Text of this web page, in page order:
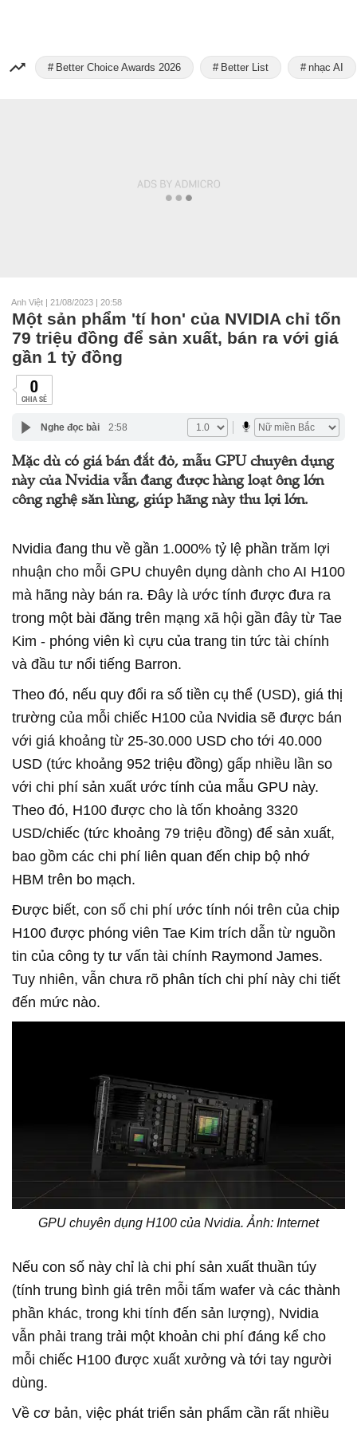
Better Choice Awards 2026 Better List nhạc AI
Anh Việt | 21/08/2023 | 20:58
Một sản phẩm 'tí hon' của NVIDIA chỉ tốn
79 triệu đồng để sản xuất, bán ra với giá
gần 1 tỷ đồng
0
CHIA SẺ
Nghe đọc bài 2:58
Mặc dù có giá bán đắt đỏ, mẫu GPU chuyên dụng
này của Nvidia vẫn đang được hàng loạt ông lớn
công nghệ săn lùng, giúp hãng này thu lợi lớn.
Nvidia đang thu về gần 1.000% tỷ lệ phần trăm lợi
nhuận cho mỗi GPU chuyên dụng dành cho AI H100
mà hãng này bán ra. Đây là ước tính được đưa ra
trong một bài đăng trên mạng xã hội gần đây từ Tae
Kim - phóng viên kì cựu của trang tin tức tài chính
và đầu tư nổi tiếng Barron.
Theo đó, nếu quy đổi ra số tiền cụ thể (USD), giá thị
trường của mỗi chiếc H100 của Nvidia sẽ được bán
với giá khoảng từ 25-30.000 USD cho tới 40.000
USD (tức khoảng 952 triệu đồng) gấp nhiều lần so
với chi phí sản xuất ước tính của mẫu GPU này.
Theo đó, H100 được cho là tốn khoảng 3320
USD/chiếc (tức khoảng 79 triệu đồng) để sản xuất,
bao gồm các chi phí liên quan đến chip bộ nhớ
HBM trên bo mạch.
Được biết, con số chi phí ước tính nói trên của chip
H100 được phóng viên Tae Kim trích dẫn từ nguồn
tin của công ty tư vấn tài chính Raymond James.
Tuy nhiên, vẫn chưa rõ phân tích chi phí này chi tiết
đến mức nào.
GPU chuyên dụng H100 của Nvidia. Ảnh: Internet
Nếu con số này chỉ là chi phí sản xuất thuần túy
(tính trung bình giá trên mỗi tấm wafer và các thành
phần khác, trong khi tính đến sản lượng), Nvidia
vẫn phải trang trải một khoản chi phí đáng kể cho
mỗi chiếc H100 được xuất xưởng và tới tay người
dùng.
Về cơ bản, việc phát triển sản phẩm cần rất nhiều